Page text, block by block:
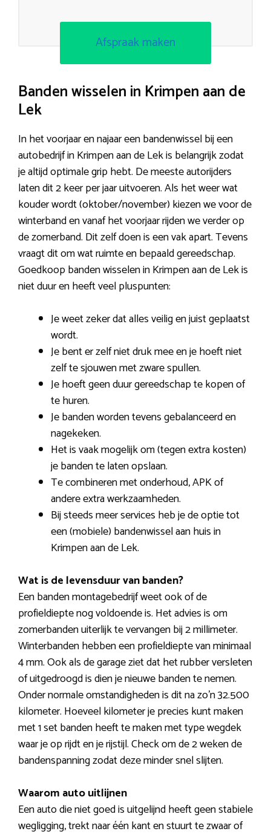
Afspraak maken
Banden wisselen in Krimpen aan de
Lek
In het voorjaar en najaar een bandenwissel bij een
autobedrijf in Krimpen aan de Lek is belangrijk zodat
je altijd optimale grip hebt. De meeste autorijders
laten dit 2 keer per jaar uitvoeren. Als het weer wat
kouder wordt (oktober/november) kiezen we voor de
winterband en vanaf het voorjaar rijden we verder op
de zomerband. Dit zelf doen is een vak apart. Tevens
vraagt dit om wat ruimte en bepaald gereedschap.
Goedkoop banden wisselen in Krimpen aan de Lek is
niet duur en heeft veel pluspunten:
Je weet zeker dat alles veilig en juist geplaatst
wordt.
Je bent er zelf niet druk mee en je hoeft niet
zelf te sjouwen met zware spullen.
Je hoeft geen duur gereedschap te kopen of
te huren.
Je banden worden tevens gebalanceerd en
nagekeken.
Het is vaak mogelijk om (tegen extra kosten)
je banden te laten opslaan.
Te combineren met onderhoud, APK of
andere extra werkzaamheden.
Bij steeds meer services heb je de optie tot
een (mobiele) bandenwissel aan huis in
Krimpen aan de Lek.
Wat is de levensduur van banden?
Een banden montagebedrijf weet ook of de
profieldiepte nog voldoende is. Het advies is om
zomerbanden uiterlijk te vervangen bij 2 millimeter.
Winterbanden hebben een profieldiepte van minimaal
4 mm. Ook als de garage ziet dat het rubber versleten
of uitgedroogd is dien je nieuwe banden te nemen.
Onder normale omstandigheden is dit na zo’n 32.500
kilometer. Hoeveel kilometer je precies kunt maken
met 1 set banden heeft te maken met type wegdek
waar je op rijdt en je rijstijl. Check om de 2 weken de
bandenspanning zodat deze minder snel slijten.
Waarom auto uitlijnen
Een auto die niet goed is uitgelijnd heeft geen stabiele
wegligging, trekt naar één kant en stuurt te zwaar of